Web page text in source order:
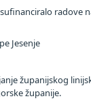
radove
Jesenje
županijskog
županije.